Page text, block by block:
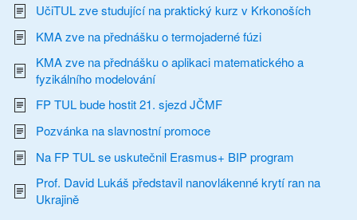
UčiTUL zve studující na praktický kurz v Krkonoších
KMA zve na přednášku o termojaderné fúzi
KMA zve na přednášku o aplikaci matematického a
fyzikálního modelování
FP TUL bude hostit 21. sjezd JČMF
Pozvánka na slavnostní promoce
Na FP TUL se uskutečnil Erasmus+ BIP program
Prof. David Lukáš představil nanovlákenné krytí ran na
Ukrajině